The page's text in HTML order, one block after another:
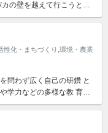
の壁を越えて行こうとす
ある。 多くの日本人は、 「...
性化・まちづくり,環境・農業
問わず広く自己の研鑽 と
学力などの多様な教 育環
トの活動を通じ...